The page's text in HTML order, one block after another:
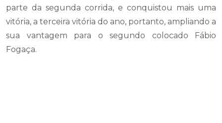
parte da segunda corrida, e conquistou mais uma
vitória, a terceira vitória do ano, portanto, ampliando a
sua vantagem para o segundo colocado Fábio
Fogaça.